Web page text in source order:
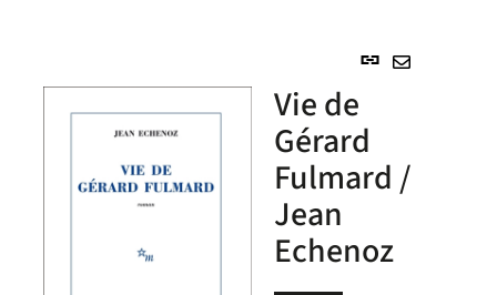
Lien
Vie de
Gérard
Fulmard /
Jean
Echenoz